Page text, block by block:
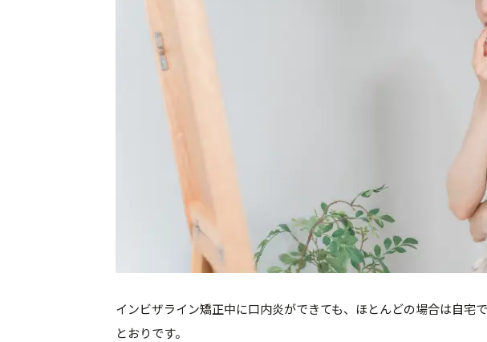
インビザライン矯正中に口内炎ができても、ほとんどの場合は自宅
とおりです。